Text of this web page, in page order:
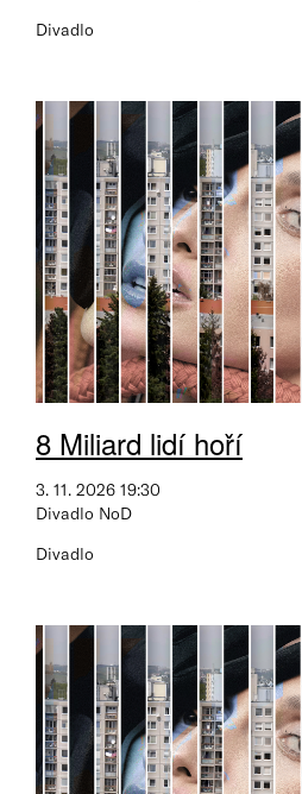
Divadlo
8 Miliard lidí hoří
3. 11. 2026 19:30
Divadlo NoD
Divadlo